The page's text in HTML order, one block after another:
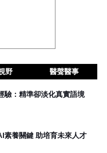
野 醫聲醫事
驗：精準卻淡化真實語境
素養關鍵 助培育未來人才